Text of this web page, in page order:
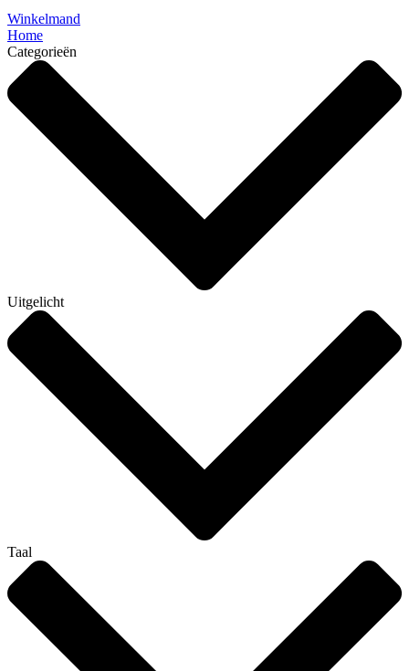
Winkelmand
Home
Categorieën
Uitgelicht
Taal